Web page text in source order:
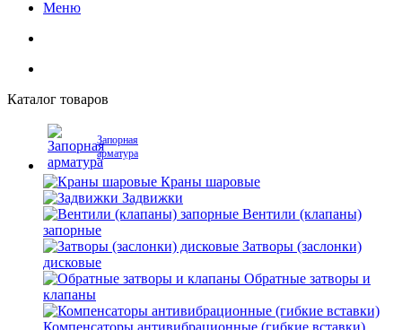
Меню
Каталог товаров
Запорная
арматура
Краны шаровые
Задвижки
Вентили (клапаны)
запорные
Затворы (заслонки)
дисковые
Обратные затворы и
клапаны
Компенсаторы антивибрационные (гибкие вставки)